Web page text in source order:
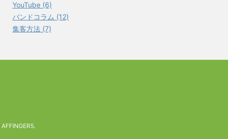
YouTube (6)
バンドコラム (12)
集客方法 (7)
AFFINGER5.